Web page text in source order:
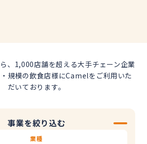
、1,000店舗を超える大手チェーン企業
規模の飲食店様にCamelをご利用いた
だいております。
事業を絞り込む
業種